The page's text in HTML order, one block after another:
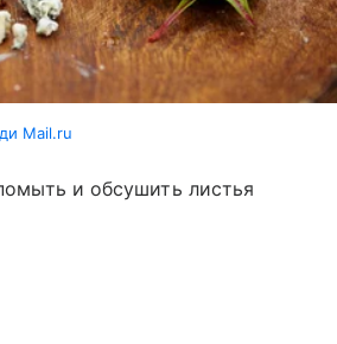
Mail.ru
и обсушить листья